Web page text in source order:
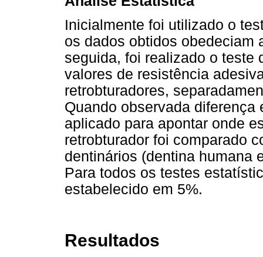
Inicialmente foi utilizado o
os dados obtidos obedeciam
seguida, foi realizado o teste
valores de resistência
retrobturadores,
Quando observada
aplicado para apontar onde
retrobturador foi comparado
dentinários (dentina humana
Para todos os testes
estabelecido em 5%.
Resultados